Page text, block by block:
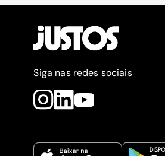
Siga nas redes sociais